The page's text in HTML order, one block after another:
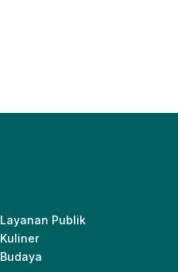
Layanan Publik
Kuliner
Budaya